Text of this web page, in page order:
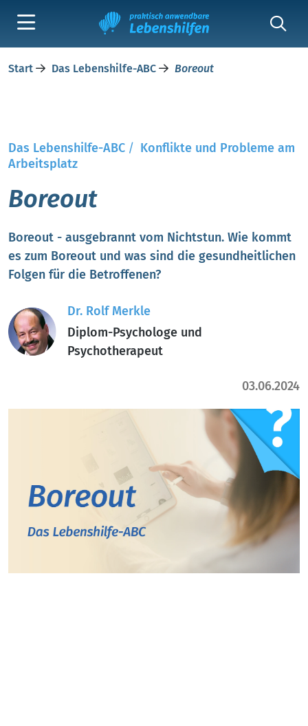
Start Das Lebenshilfe-ABC Boreout
Das Lebenshilfe-ABC / Konflikte und Probleme am
Arbeitsplatz
Boreout
Boreout - ausgebrannt vom Nichtstun. Wie kommt
es zum Boreout und was sind die gesundheitlichen
Folgen für die Betroffenen?
Dr. Rolf Merkle
Diplom-Psychologe und
Psychotherapeut
03.06.2024